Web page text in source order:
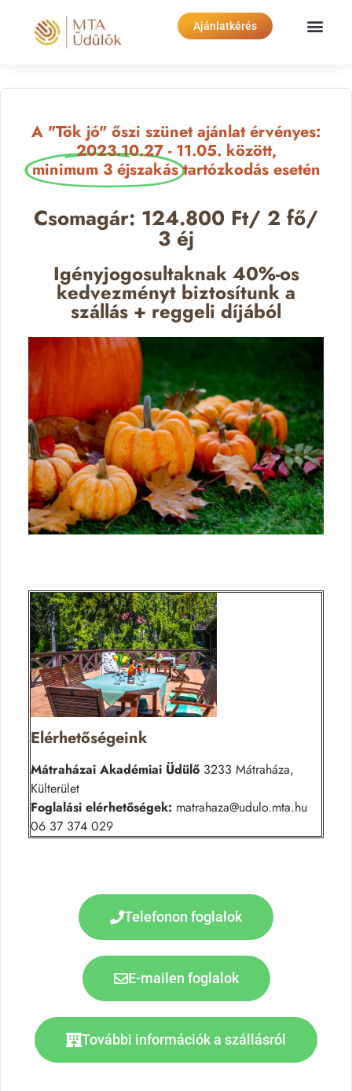
Ajánlatkérés
A "Tök jó" őszi szünet ajánlat érvényes:
2023.10.27 - 11.05. között,
minimum 3 éjszakás tartózkodás esetén
Csomagár: 124.800 Ft/ 2 fő/
3 éj
Igényjogosultaknak 40%-os
kedvezményt biztosítunk a
szállás + reggeli díjából
Elérhetőségeink
Mátraházai Akadémiai Üdülő 3233 Mátraháza,
Külterület
Foglalási elérhetőségek: matrahaza@udulo.mta.hu
06 37 374 029
Telefonon foglalok
E-mailen foglalok
További információk a szállásról